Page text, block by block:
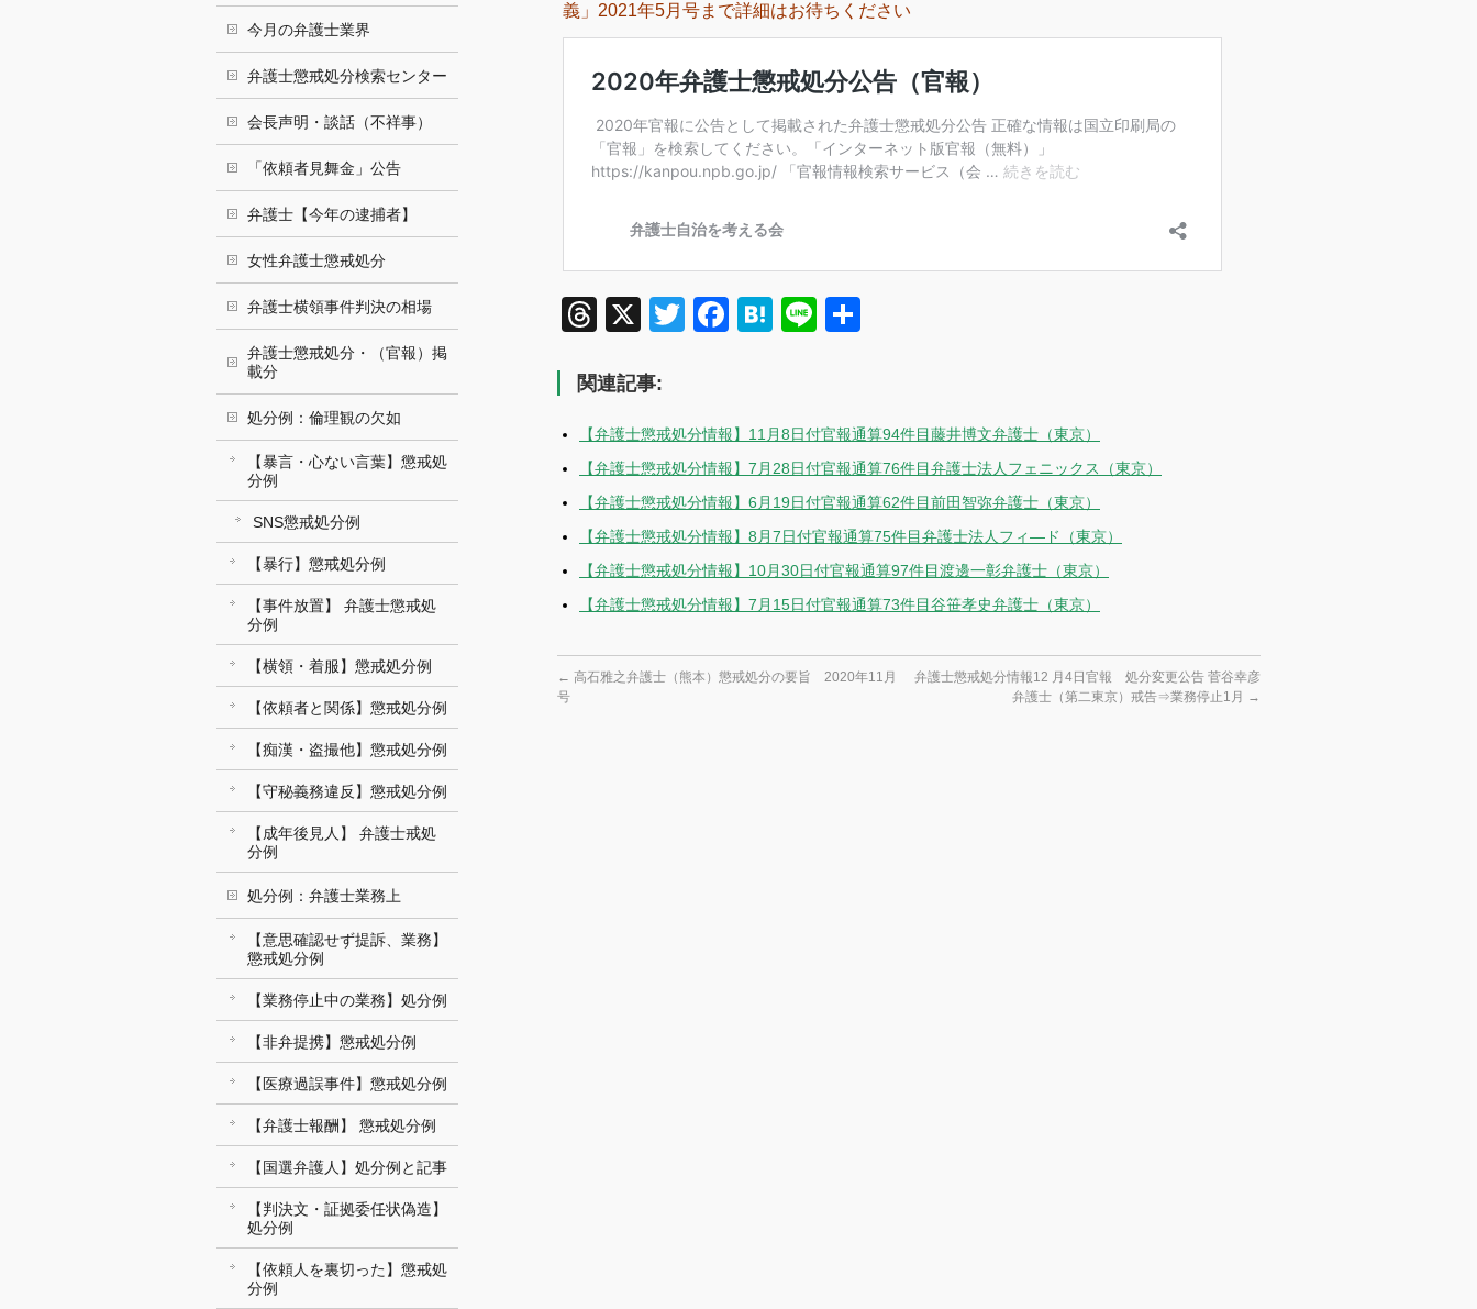
義」2021年5月号まで詳細はお待ちください
Threads
X TwitterFacebook
Hatena
Line
関連記事:
【弁護士懲戒処分情報】11月8日付官報通算94件目藤井博文弁護士（東京）
【弁護士懲戒処分情報】7月28日付官報通算76件目弁護士法人フェニックス（東京）
【弁護士懲戒処分情報】6月19日付官報通算62件目前田智弥弁護士（東京）
【弁護士懲戒処分情報】8月7日付官報通算75件目弁護士法人フィ―ド（東京）
【弁護士懲戒処分情報】10月30日付官報通算97件目渡邊一彰弁護士（東京）
【弁護士懲戒処分情報】7月15日付官報通算73件目谷笹孝史弁護士（東京）
← 高石雅之弁護士（熊本）懲戒処分の要旨 2020年11月
号
弁護士懲戒処分情報12 月4日官報 処分変更公告 菅谷幸彦
弁護士（第二東京）戒告⇒業務停止1月 →
今月の弁護士業界
弁護士懲戒処分検索センター
会長声明・談話（不祥事）
「依頼者見舞金」公告
弁護士【今年の逮捕者】
女性弁護士懲戒処分
弁護士横領事件判決の相場
弁護士懲戒処分・（官報）掲
載分
処分例：倫理観の欠如
【暴言・心ない言葉】懲戒処
分例
SNS懲戒処分例
【暴行】懲戒処分例
【事件放置】 弁護士懲戒処
分例
【横領・着服】懲戒処分例
【依頼者と関係】懲戒処分例
【痴漢・盗撮他】懲戒処分例
【守秘義務違反】懲戒処分例
【成年後見人】 弁護士戒処
分例
処分例：弁護士業務上
【意思確認せず提訴、業務】
懲戒処分例
【業務停止中の業務】処分例
【非弁提携】懲戒処分例
【医療過誤事件】懲戒処分例
【弁護士報酬】 懲戒処分例
【国選弁護人】処分例と記事
【判決文・証拠委任状偽造】
処分例
【依頼人を裏切った】懲戒処
分例